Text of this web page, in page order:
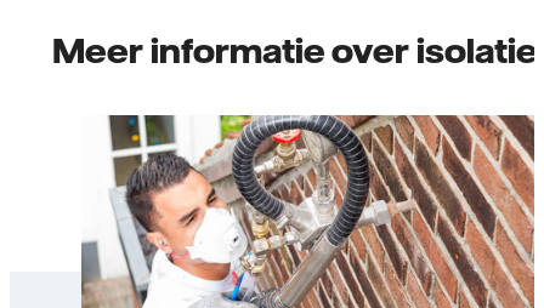
Meer informatie over isolatie